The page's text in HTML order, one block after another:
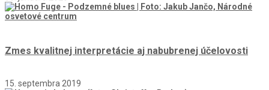
Zmes kvalitnej interpretácie aj nabubrenej účelovosti
15. septembra 2019